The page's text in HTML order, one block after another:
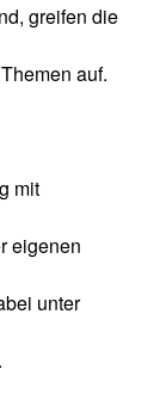
greifen die
auf.
mit
eigenen
unter